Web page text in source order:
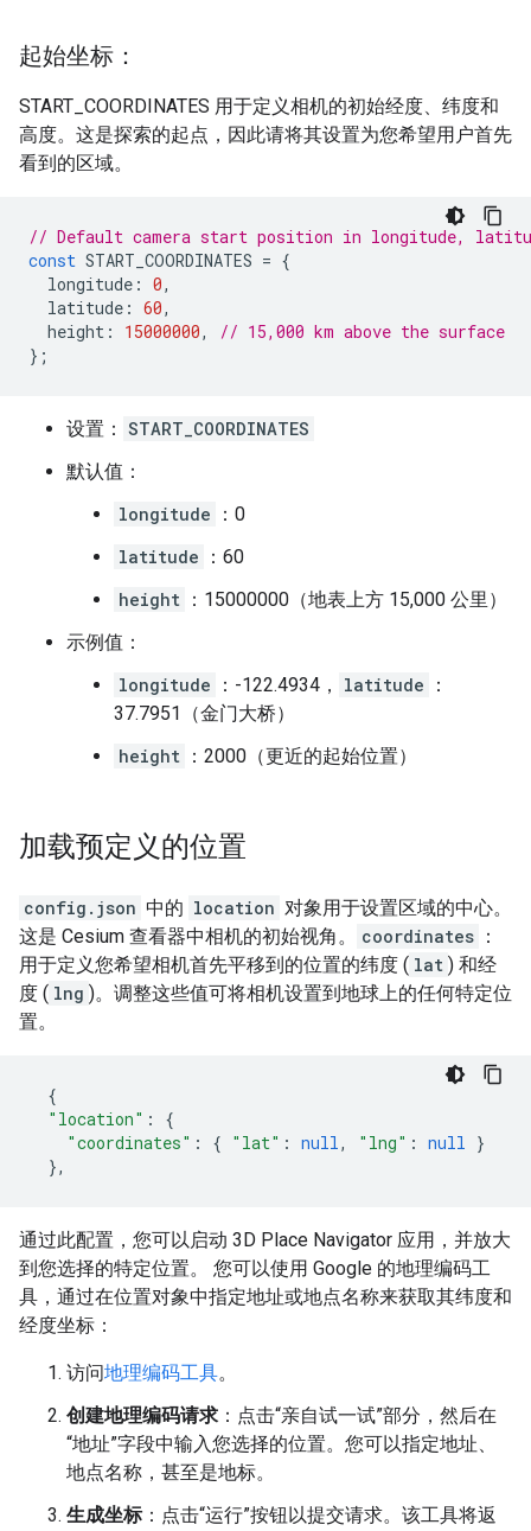
起始坐标：
START_COORDINATES 用于定义相机的初始经度、纬度和
高度。这是探索的起点，因此请将其设置为您希望用户首先
看到的区域。
// Default camera start position in longitude,
const START_COORDINATES = {
longitude : 0,
latitude : 60,
height : 15000000,
// 15,000 km above the surface
};
设置： START_COORDINATES
默认值：
longitude
：0
latitude
：60
height ：15000000（地表上方 15,000 公里）
示例值：
longitude
：-122.4934， latitude
：
37.7951（金门大桥）
height ：2000（更近的起始位置）
加载预定义的位置
config.json 中的 location 对象用于设置区域的中心。
这是 Cesium 查看器中相机的初始视角。
coordinates ：
用于定义您希望相机首先平移到的位置的纬度 ( lat ) 和经
度 ( lng )。调整这些值可将相机设置到地球上的任何特定位
置。
{
"location" :
{
"coordinates" : { "lat" : null, "lng" : null }
},
通过此配置，您可以启动 3D Place Navigator 应用，并放大
到您选择的特定位置。 您可以使用 Google 的地理编码工
具，通过在位置对象中指定地址或地点名称来获取其纬度和
经度坐标：
访问地理编码工具。
创建地理编码请求 ：点击“亲自试一试”部分，然后在
“地址”字段中输入您选择的位置。您可以指定地址、
地点名称，甚至是地标。
生成坐标：点击“运行”按钮以提交请求。该工具将返